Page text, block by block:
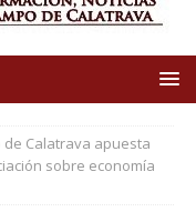
de Calatrava apuesta
sobre economía